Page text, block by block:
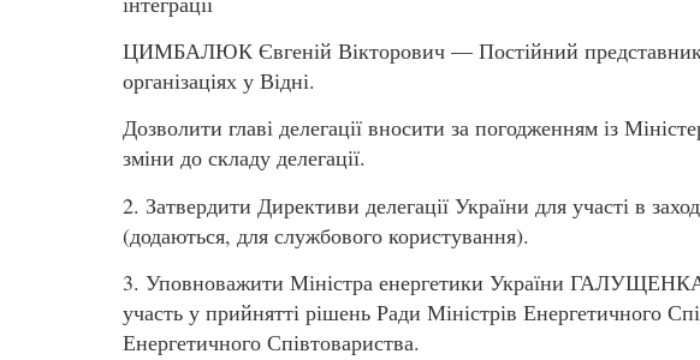
ЦИМБАЛЮК Євгеній Вікторович — Постійний представник
організаціях у Відні.
Дозволити главі делегації вносити за погодженням із
зміни до складу делегації.
2. Затвердити Директиви делегації України для участі в
(додаються, для службового користування).
3. Уповноважити Міністра енергетики України
участь у прийнятті рішень Ради Міністрів Енергетичного
Енергетичного Співтовариства.